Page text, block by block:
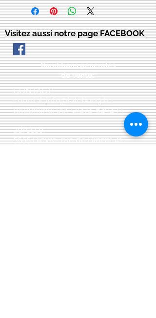
Visitez aussi notre page FACEBOOK
Conditions générales
de vente::
CONTACT:
courriel:info@latelier13.be
téléphone:00(32)474-649433
adresse:
5555 Bièvre, rue de Dinant 41